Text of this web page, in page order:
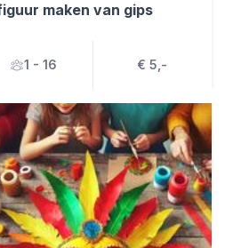
maken van gips
1 - 16 € 5,-